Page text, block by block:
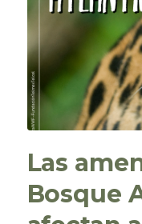
Las
Bosque